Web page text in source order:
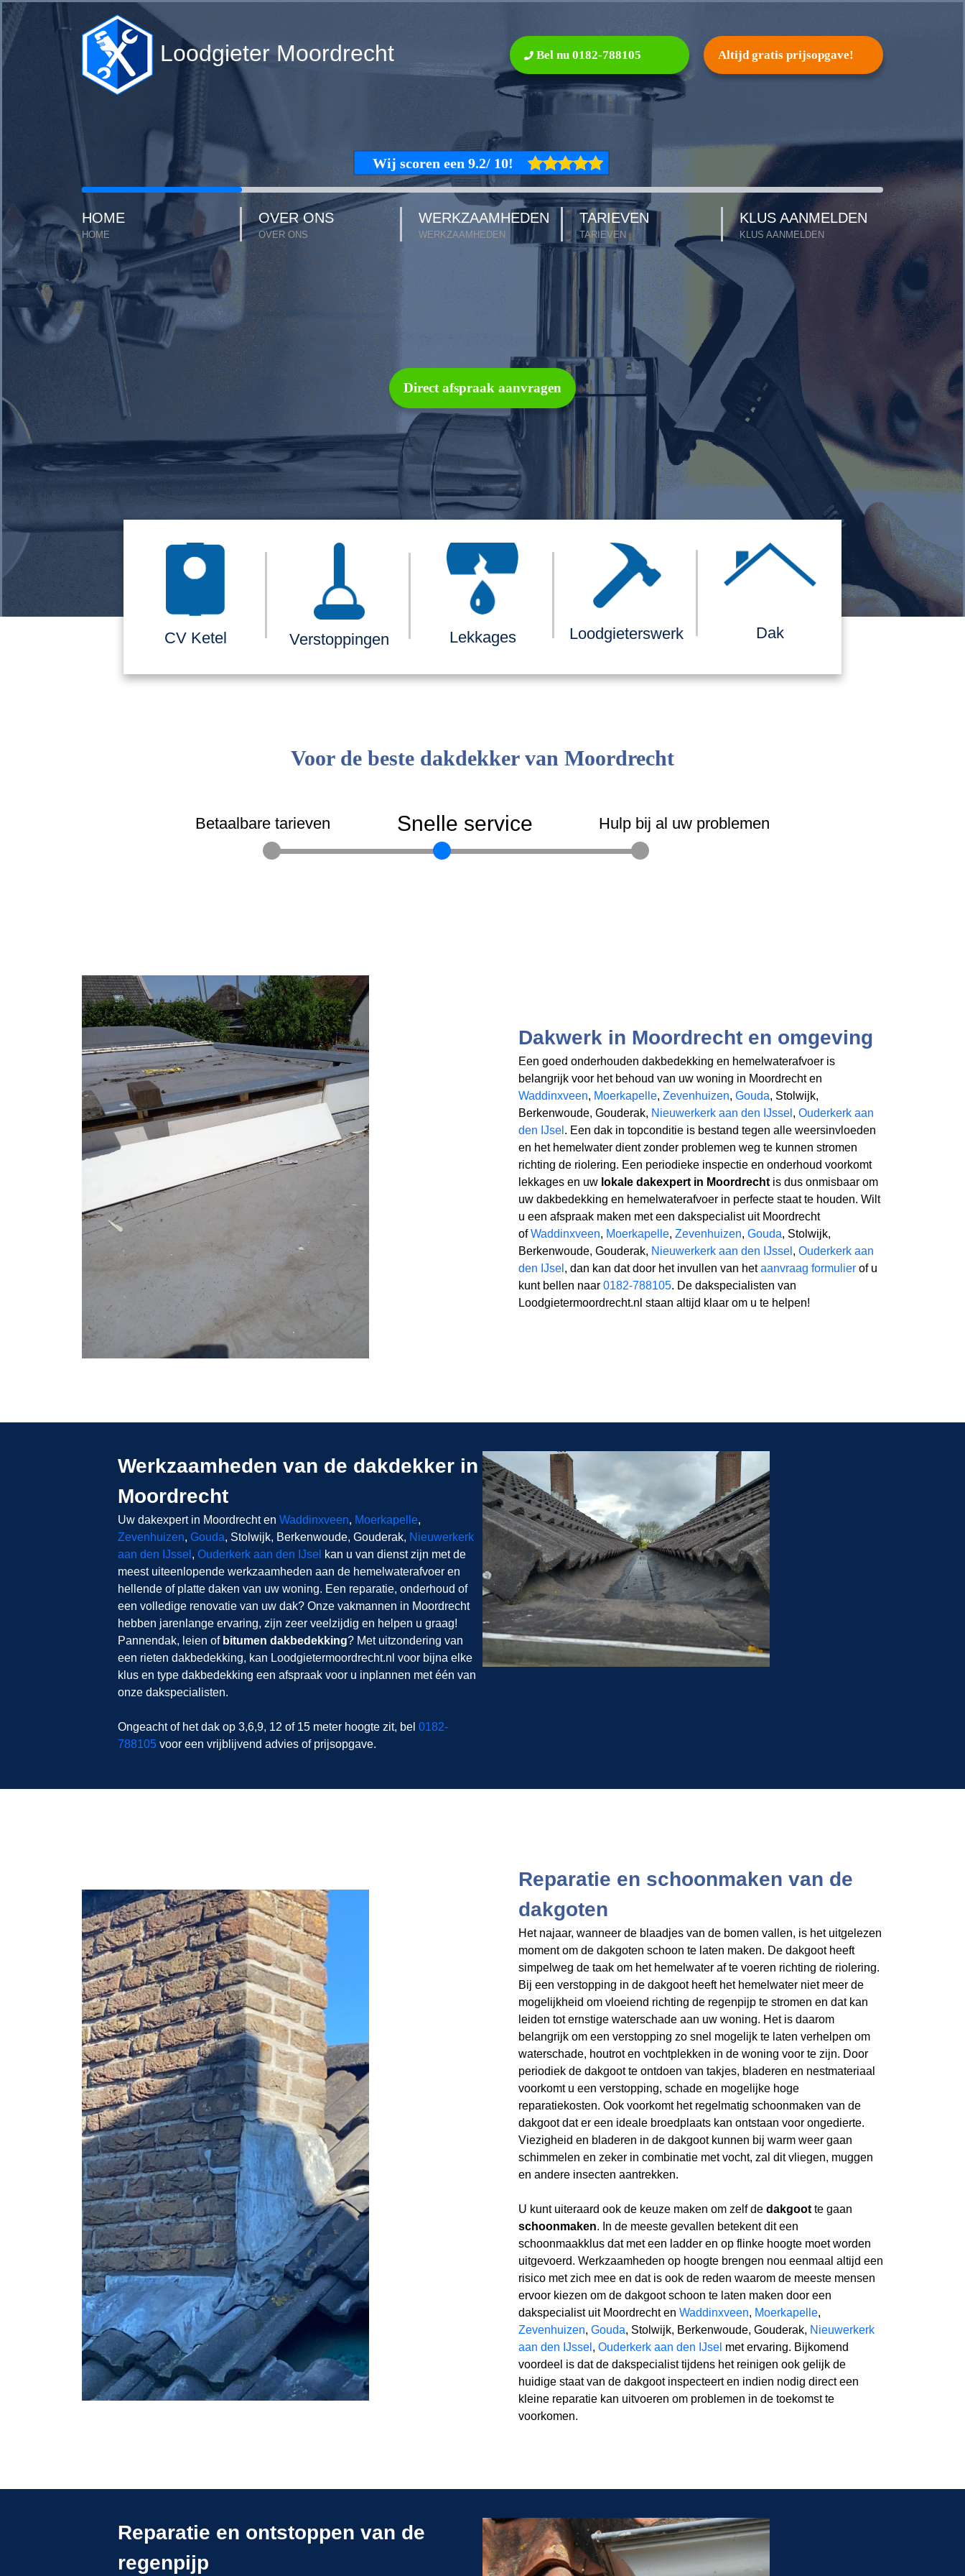
Loodgieter Moordrecht Bel nu 0182-788105 Altijd gratis prijsopgave!
HOME
HOME
OVER ONS
OVER ONS
WERKZAAMHEDEN
WERKZAAMHEDEN
TARIEVEN
TARIEVEN
KLUS AANMELDEN
KLUS AANMELDEN
Direct afspraak aanvragen
CV Ketel Verstoppingen Lekkages Loodgieterswerk Dak
Voor de beste dakdekker van Moordrecht
Betaalbare tarieven Snelle service Hulp bij al uw problemen
Dakwerk in Moordrecht en omgeving
Een goed onderhouden dakbedekking en hemelwaterafvoer is
belangrijk voor het behoud van uw woning in Moordrecht en
Waddinxveen, Moerkapelle, Zevenhuizen, Gouda, Stolwijk,
Berkenwoude, Gouderak, Nieuwerkerk aan den IJssel , Ouderkerk aan
den IJsel . Een dak in topconditie is bestand tegen alle weersinvloeden
en het hemelwater dient zonder problemen weg te kunnen stromen
richting de riolering. Een periodieke inspectie en onderhoud voorkomt
lekkages en uw lokale dakexpert in Moordrecht is dus onmisbaar om
uw dakbedekking en hemelwaterafvoer in perfecte staat te houden. Wilt
u een afspraak maken met een dakspecialist uit Moordrecht
ofWaddinxveen, Moerkapelle, Zevenhuizen, Gouda, Stolwijk,
Berkenwoude, Gouderak, Nieuwerkerk aan den IJssel , Ouderkerk aan
den IJsel , dan kan dat door het invullen van hetaanvraag formulier of u
kunt bellen naar 0182-788105. De dakspecialisten van
Loodgietermoordrecht.nl staan altijd klaar om u te helpen!
Werkzaamheden van de dakdekker in
Moordrecht
Uw dakexpert in Moordrecht en Waddinxveen, Moerkapelle,
Zevenhuizen, Gouda, Stolwijk, Berkenwoude, Gouderak, Nieuwerkerk
aan den IJssel , Ouderkerk aan den IJsel kan u van dienst zijn met de
meest uiteenlopende werkzaamheden aan de hemelwaterafvoer en
hellende of platte daken van uw woning. Een reparatie, onderhoud of
een volledige renovatie van uw dak? Onze vakmannen in Moordrecht
hebben jarenlange ervaring, zijn zeer veelzijdig en helpen u graag!
Pannendak, leien ofbitumen dakbedekking? Met uitzondering van
een rieten dakbedekking, kan Loodgietermoordrecht.nl voor bijna elke
klus en type dakbedekking een afspraak voor u inplannen met één van
onze dakspecialisten.
Ongeacht of het dak op 3,6,9, 12 of 15 meter hoogte zit, bel 0182-
788105 voor een vrijblijvend advies of prijsopgave.
Reparatie en schoonmaken van de
dakgoten
Het najaar, wanneer de blaadjes van de bomen vallen, is het uitgelezen
moment om de dakgoten schoon te laten maken. De dakgoot heeft
simpelweg de taak om het hemelwater af te voeren richting de riolering.
Bij een verstopping in de dakgoot heeft het hemelwater niet meer de
mogelijkheid om vloeiend richting de regenpijp te stromen en dat kan
leiden tot ernstige waterschade aan uw woning. Het is daarom
belangrijk om een verstopping zo snel mogelijk te laten verhelpen om
waterschade, houtrot en vochtplekken in de woning voor te zijn. Door
periodiek de dakgoot te ontdoen van takjes, bladeren en nestmateriaal
voorkomt u een verstopping, schade en mogelijke hoge
reparatiekosten. Ook voorkomt het regelmatig schoonmaken van de
dakgoot dat er een ideale broedplaats kan ontstaan voor ongedierte.
Viezigheid en bladeren in de dakgoot kunnen bij warm weer gaan
schimmelen en zeker in combinatie met vocht, zal dit vliegen, muggen
en andere insecten aantrekken.
U kunt uiteraard ook de keuze maken om zelf de dakgoot te gaan
schoonmaken. In de meeste gevallen betekent dit een
schoonmaakklus dat met een ladder en op flinke hoogte moet worden
uitgevoerd. Werkzaamheden op hoogte brengen nou eenmaal altijd een
risico met zich mee en dat is ook de reden waarom de meeste mensen
ervoor kiezen om de dakgoot schoon te laten maken door een
dakspecialist uit Moordrecht en Waddinxveen, Moerkapelle,
Zevenhuizen, Gouda, Stolwijk, Berkenwoude, Gouderak, Nieuwerkerk
aan den IJssel , Ouderkerk aan den IJsel met ervaring. Bijkomend
voordeel is dat de dakspecialist tijdens het reinigen ook gelijk de
huidige staat van de dakgoot inspecteert en indien nodig direct een
kleine reparatie kan uitvoeren om problemen in de toekomst te
voorkomen.
Reparatie en ontstoppen van de
regenpijp